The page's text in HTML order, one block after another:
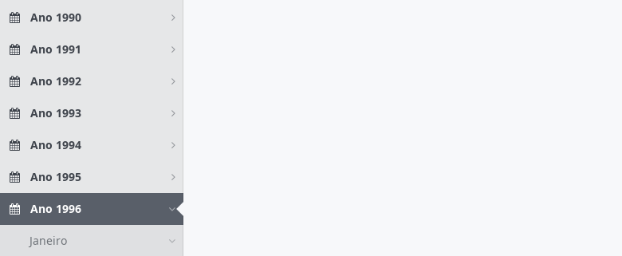
Ano 1990
Ano 1991
Ano 1992
Ano 1993
Ano 1994
Ano 1995
Ano 1996
Janeiro